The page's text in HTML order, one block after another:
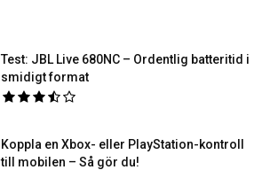
Test: JBL Live 680NC – Ordentlig batteritid i
smidigt format
Koppla en Xbox- eller PlayStation-kontroll
till mobilen – Så gör du!